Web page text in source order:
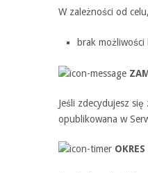
W zależności od
brak możliwości
Jeśli zdecydujesz
opublikowana w